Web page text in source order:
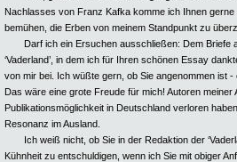
Nachlasses von Franz Kafka komme ich Ihnen
bemühen, die Erben von meinem Standpunkt zu
Darf ich ein Ersuchen ausschließen: Dem Briefe
‘Vaderland’, in dem ich für Ihren schönen Essay
von mir bei. Ich wüßte gern, ob Sie angenommen ist
Das wäre eine grote Freude für mich! Autoren meiner
Publikationsmöglichkeit in Deutschland verloren
Resonanz im Ausland.
Ich weiß nicht, ob Sie in der Redaktion der
Kühnheit zu entschuldigen, wenn ich Sie mit obiger